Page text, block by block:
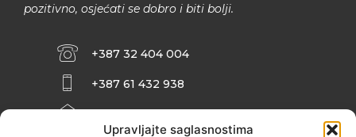
Upravljajte saglasnostima
pozitivno, osjećati se dobro i biti bolji.
+387 32 404 004
+387 61 432 938
INFO@ZENIT.BA